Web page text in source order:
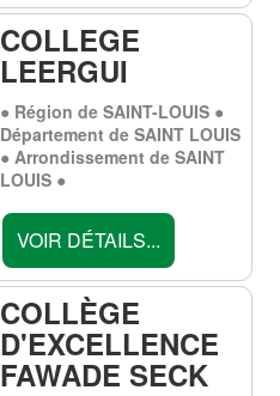
COLLEGE
LEERGUI
● Région de SAINT-LOUIS ●
Département de SAINT LOUIS
● Arrondissement de SAINT
LOUIS ●
VOIR DÉTAILS...
COLLÈGE
D'EXCELLENCE
FAWADE SECK